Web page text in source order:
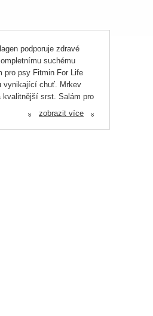
podporuje zdravé
suchému
pro psy Fitmin For Life
vynikající chuť. Mrkev
kvalitnější srst. Salám pro
je sterilizovaný produkt,
« zobrazit více «